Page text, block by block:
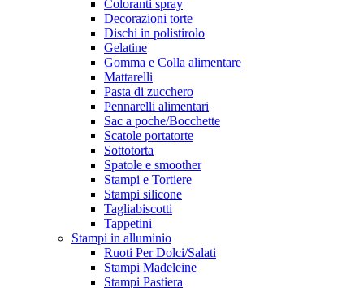
Coloranti spray
Decorazioni torte
Dischi in polistirolo
Gelatine
Gomma e Colla alimentare
Mattarelli
Pasta di zucchero
Pennarelli alimentari
Sac a poche/Bocchette
Scatole portatorte
Sottotorta
Spatole e smoother
Stampi e Tortiere
Stampi silicone
Tagliabiscotti
Tappetini
Stampi in alluminio
Ruoti Per Dolci/Salati
Stampi Madeleine
Stampi Pastiera